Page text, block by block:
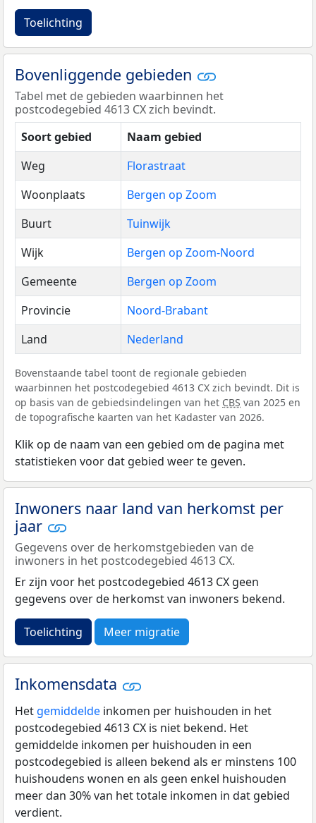
Toelichting
Bovenliggende gebieden
Tabel met de gebieden waarbinnen het
postcodegebied 4613 CX zich bevindt.
Soort gebied
Naam gebied
Weg
Florastraat
Woonplaats
Bergen op Zoom
Buurt
Tuinwijk
Wijk
Bergen op Zoom-Noord
Gemeente
Bergen op Zoom
Provincie
Noord-Brabant
Land
Nederland
Bovenstaande tabel toont de regionale gebieden
waarbinnen het postcodegebied 4613 CX zich bevindt. Dit is
op basis van de gebiedsindelingen van het CBS van 2025 en
de topografische kaarten van het Kadaster van 2026.
Klik op de naam van een gebied om de pagina met
statistieken voor dat gebied weer te geven.
Inwoners naar land van herkomst per
jaar
Gegevens over de herkomstgebieden van de
inwoners in het postcodegebied 4613 CX.
Er zijn voor het postcodegebied 4613 CX geen
gegevens over de herkomst van inwoners bekend.
Toelichting Meer migratie
Inkomensdata
Het gemiddelde inkomen per huishouden in het
postcodegebied 4613 CX is niet bekend. Het
gemiddelde inkomen per huishouden in een
postcodegebied is alleen bekend als er minstens 100
huishoudens wonen en als geen enkel huishouden
meer dan 30% van het totale inkomen in dat gebied
verdient.